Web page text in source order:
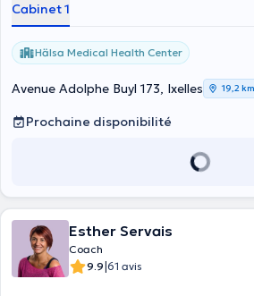
Cabinet 1
Hälsa Medical Health Center
Avenue Adolphe Buyl 173, Ixelles 19,2 km
Prochaine disponibilité
Esther Servais
Coach
9.9|61 avis